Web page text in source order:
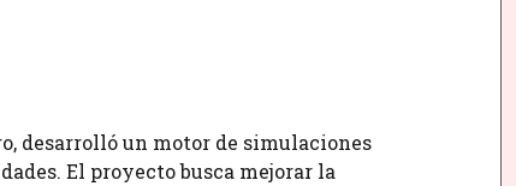
desarrolló un motor de simulaciones
El proyecto busca mejorar la